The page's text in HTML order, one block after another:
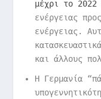
μέχρι το 2022
ενέργειας
ενέργειας.
και άλλους
Η Γερμανία